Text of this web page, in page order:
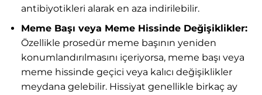
antibiyotikleri alarak en aza indirilebilir.
Meme Başı veya Meme Hissinde Değişiklikler:
Özellikle prosedür meme başının yeniden
konumlandırılmasını içeriyorsa, meme başı veya
meme hissinde geçici veya kalıcı değişiklikler
meydana gelebilir. Hissiyat genellikle birkaç ay